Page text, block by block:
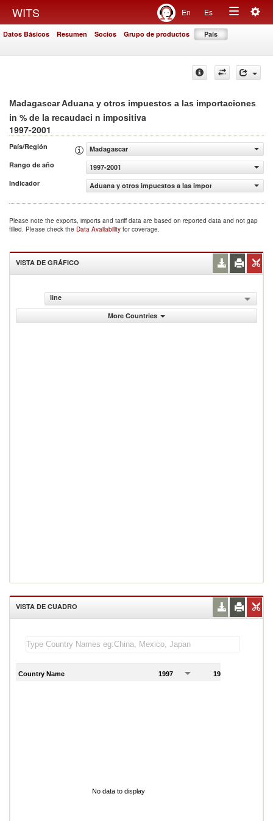
WITS En Es
Toggle
Datos Básicos Resumen Socios Grupo de productos País
Madagascar Aduana y otros impuestos a las importaciones
in % de la recaudaci n impositiva
1997-2001
País/Región
Madagascar
Rango de año
1997-2001
Indicador
Aduana y otros impuestos a las importaciones (% de la
Please note the exports, imports and tariff data are based on reported data and not gap
filled. Please check the Data Availability for coverage.
VISTA DE GRÁFICO
line
More Countries
VISTA DE CUADRO
Country Name 1997 1998
No data to display